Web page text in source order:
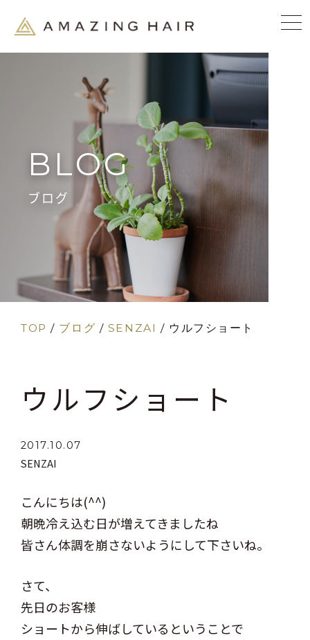
BLOG
ブログ
TOP / ブログ / SENZAI / ウルフショート
ウルフショート
2017.10.07
SENZAI
こんにちは(^^)
朝晩冷え込む日が増えてきましたね
皆さん体調を崩さないようにして下さいね。
さて、
先日のお客様
ショートから伸ばしているということで